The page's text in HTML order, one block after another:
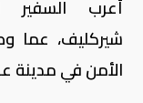
أعرب السفير
شيركليف، عما
الأمن في مدينة